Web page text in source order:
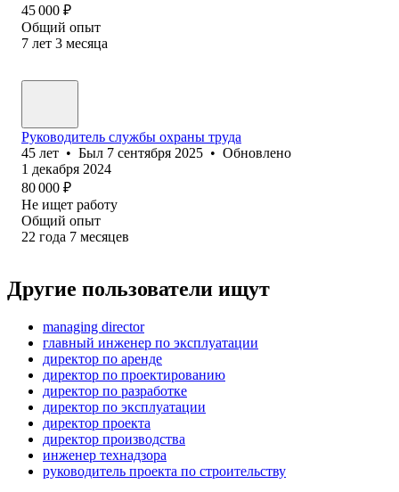
45 000 ₽
Общий опыт
7 лет 3 месяца
Руководитель службы охраны труда
45 лет • Был 7 сентября 2025 • Обновлено
1 декабря 2024
80 000 ₽
Не ищет работу
Общий опыт
22 года 7 месяцев
Другие пользователи ищут
managing director
главный инженер по эксплуатации
директор по аренде
директор по проектированию
директор по разработке
директор по эксплуатации
директор проекта
директор производства
инженер технадзора
руководитель проекта по строительству